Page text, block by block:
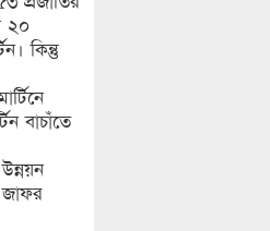
২০
কিন্তু
বাচাঁতে